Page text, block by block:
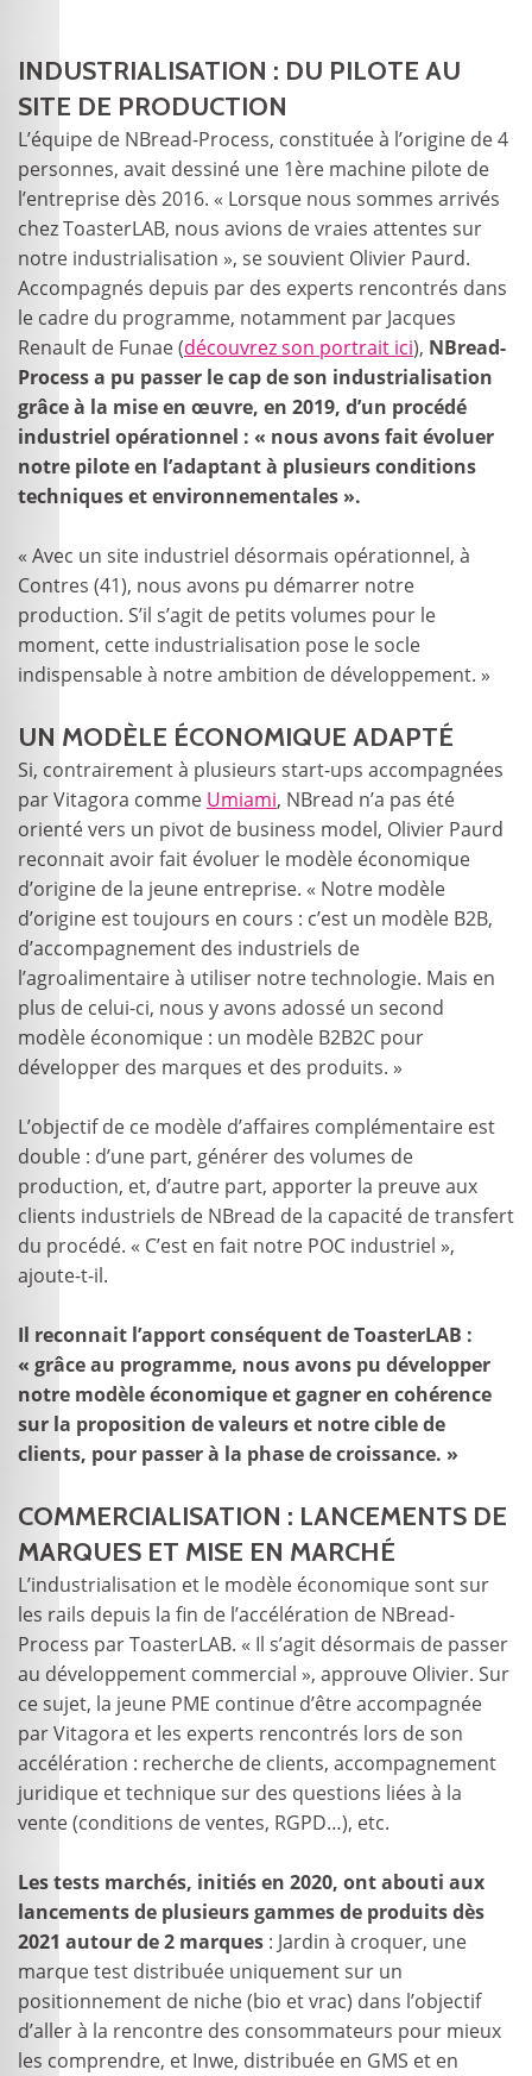
INDUSTRIALISATION : DU PILOTE AU
SITE DE PRODUCTION
L’équipe de NBread-Process, constituée à l’origine de 4
personnes, avait dessiné une 1ère machine pilote de
l’entreprise dès 2016. « Lorsque nous sommes arrivés
chez ToasterLAB, nous avions de vraies attentes sur
notre industrialisation », se souvient Olivier Paurd.
Accompagnés depuis par des experts rencontrés dans
le cadre du programme, notamment par Jacques
Renault de Funae (découvrez son portrait ici), NBread-
Process a pu passer le cap de son industrialisation
grâce à la mise en œuvre, en 2019, d’un procédé
industriel opérationnel : « nous avons fait évoluer
notre pilote en l’adaptant à plusieurs conditions
techniques et environnementales ».
« Avec un site industriel désormais opérationnel, à
Contres (41), nous avons pu démarrer notre
production. S’il s’agit de petits volumes pour le
moment, cette industrialisation pose le socle
indispensable à notre ambition de développement. »
UN MODÈLE ÉCONOMIQUE ADAPTÉ
Si, contrairement à plusieurs start-ups accompagnées
par Vitagora comme Umiami, NBread n’a pas été
orienté vers un pivot de business model, Olivier Paurd
reconnait avoir fait évoluer le modèle économique
d’origine de la jeune entreprise. « Notre modèle
d’origine est toujours en cours : c’est un modèle B2B,
d’accompagnement des industriels de
l’agroalimentaire à utiliser notre technologie. Mais en
plus de celui-ci, nous y avons adossé un second
modèle économique : un modèle B2B2C pour
développer des marques et des produits. »
L’objectif de ce modèle d’affaires complémentaire est
double : d’une part, générer des volumes de
production, et, d’autre part, apporter la preuve aux
clients industriels de NBread de la capacité de transfert
du procédé. « C’est en fait notre POC industriel »,
ajoute-t-il.
Il reconnait l’apport conséquent de ToasterLAB :
« grâce au programme, nous avons pu développer
notre modèle économique et gagner en cohérence
sur la proposition de valeurs et notre cible de
clients, pour passer à la phase de croissance. »
COMMERCIALISATION : LANCEMENTS DE
MARQUES ET MISE EN MARCHÉ
L’industrialisation et le modèle économique sont sur
les rails depuis la fin de l’accélération de NBread-
Process par ToasterLAB. « Il s’agit désormais de passer
au développement commercial », approuve Olivier. Sur
ce sujet, la jeune PME continue d’être accompagnée
par Vitagora et les experts rencontrés lors de son
accélération : recherche de clients, accompagnement
juridique et technique sur des questions liées à la
vente (conditions de ventes, RGPD…), etc.
Les tests marchés, initiés en 2020, ont abouti aux
lancements de plusieurs gammes de produits dès
2021 autour de 2 marques : Jardin à croquer, une
marque test distribuée uniquement sur un
positionnement de niche (bio et vrac) dans l’objectif
d’aller à la rencontre des consommateurs pour mieux
les comprendre, et Inwe, distribuée en GMS et en